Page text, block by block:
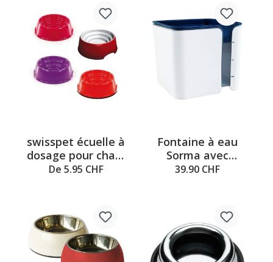
swisspet écuelle à
dosage pour chats
et chiens
De 5.95 CHF
Fontaine à eau
Sorma avec
connexion USB
39.90 CHF